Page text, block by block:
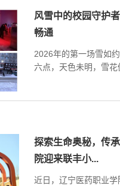
风雪中的校园守护
畅通
2026年的第一场雪如
六点，天色未明，雪花
探索生命奥秘，传
院迎来联丰小...
近日，辽宁医药职业